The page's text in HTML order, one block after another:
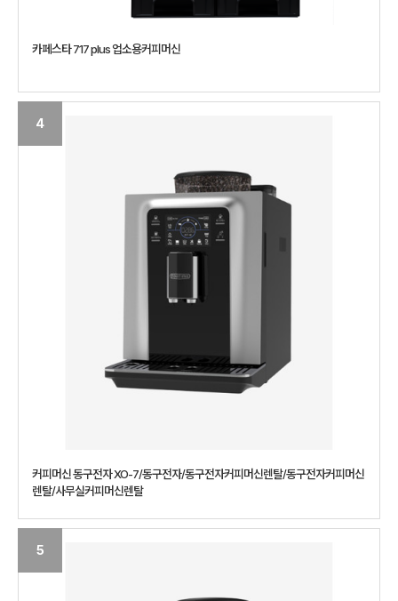
카페스타 717 plus 업소용커피머신
4
커피머신 동구전자 XO-7/동구전자/동구전자커피머신렌탈/동구전자커피머신
렌탈/사무실커피머신렌탈
5